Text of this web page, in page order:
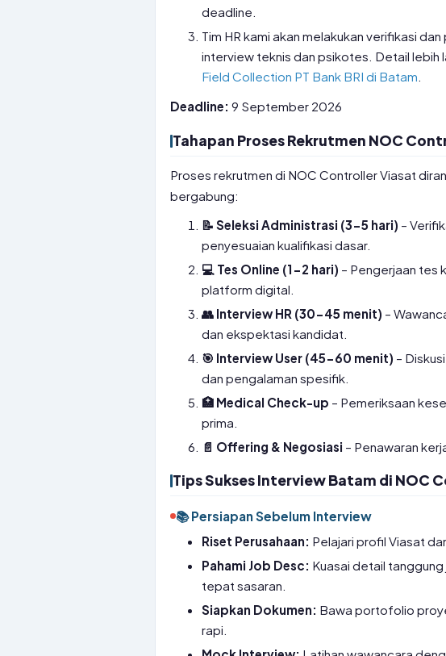
deadline.
Tim HR kami akan melakukan verifikasi
interview teknis dan psikotes. Detail lebih
Field Collection PT Bank BRI di Batam
Deadline: 9 September 2026
Tahapan Proses Rekrutmen NOC
Proses rekrutmen di NOC Controller Viasat
bergabung:
📝 Seleksi Administrasi (3-5 hari) –
penyesuaian kualifikasi dasar.
💻 Tes Online (1-2 hari) – Pengerjaan tes
platform digital.
👥 Interview HR (30-45 menit) –
dan ekspektasi kandidat.
🎯 Interview User (45-60 menit) –
dan pengalaman spesifik.
🏥 Medical Check-up – Pemeriksaan
prima.
📄 Offering & Negosiasi – Penawaran
Tips Sukses Interview Batam di NOC
📚 Persiapan Sebelum Interview
Riset Perusahaan: Pelajari profil Viasat
Pahami Job Desc: Kuasai detail
tepat sasaran.
Siapkan Dokumen: Bawa portofolio
rapi.